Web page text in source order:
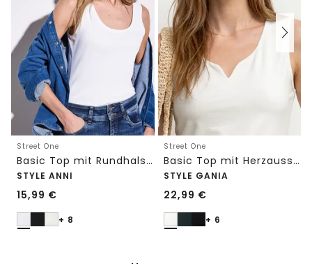
Street One
Basic Top mit Rundhals in Unifarbe
STYLE ANNI
15,99 €
+ 8
Street One
Basic Top mit Herzausschnitt
STYLE GANIA
22,99 €
+ 6